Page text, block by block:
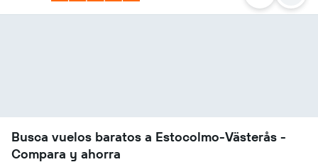
Busca vuelos baratos a Estocolmo-Västerås -
Compara y ahorra